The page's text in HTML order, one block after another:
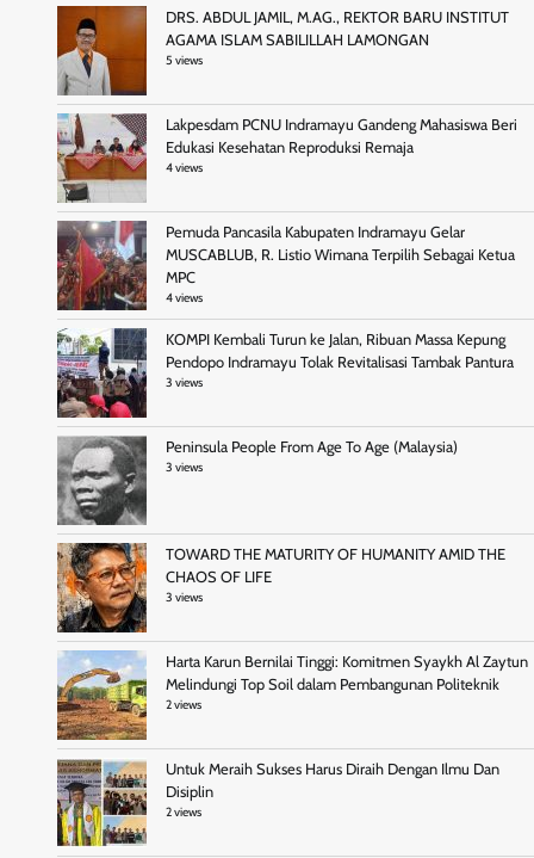
DRS. ABDUL JAMIL, M.AG., REKTOR BARU INSTITUT
AGAMA ISLAM SABILILLAH LAMONGAN
5 views
Lakpesdam PCNU Indramayu Gandeng Mahasiswa Beri
Edukasi Kesehatan Reproduksi Remaja
4 views
Pemuda Pancasila Kabupaten Indramayu Gelar
MUSCABLUB, R. Listio Wimana Terpilih Sebagai Ketua
MPC
4 views
KOMPI Kembali Turun ke Jalan, Ribuan Massa Kepung
Pendopo Indramayu Tolak Revitalisasi Tambak Pantura
3 views
Peninsula People From Age To Age (Malaysia)
3 views
TOWARD THE MATURITY OF HUMANITY AMID THE
CHAOS OF LIFE
3 views
Harta Karun Bernilai Tinggi: Komitmen Syaykh Al Zaytun
Melindungi Top Soil dalam Pembangunan Politeknik
2 views
Untuk Meraih Sukses Harus Diraih Dengan Ilmu Dan
Disiplin
2 views